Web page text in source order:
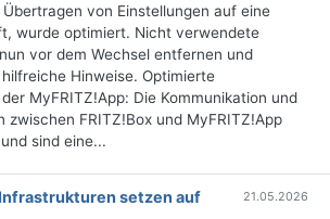
von Einstellungen auf eine
wurde optimiert. Nicht verwendete
vor dem Wechsel entfernen und
Hinweise. Optimierte
MyFRITZ!App: Die Kommunikation und
zwischen FRITZ!Box und MyFRITZ!App
sind eine...
setzen auf
21.05.2026